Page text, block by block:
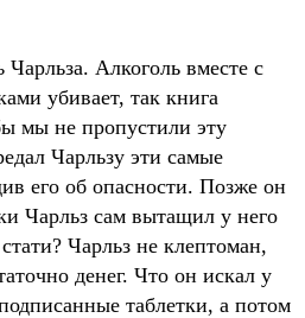
Чарльза. Алкоголь вместе с
убивает, так книга
мы не пропустили эту
Чарльзу эти самые
его об опасности. Позже он
Чарльз сам вытащил у него
Чарльз не клептоман,
денег. Что он искал у
таблетки, а потом